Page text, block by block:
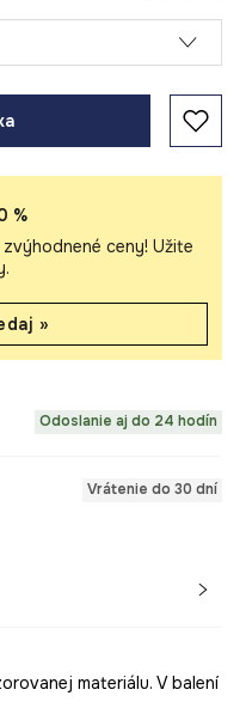
%
ceny! Užite
»
Odoslanie aj do 24 hodín
Vrátenie do 30 dní
materiálu. V balení